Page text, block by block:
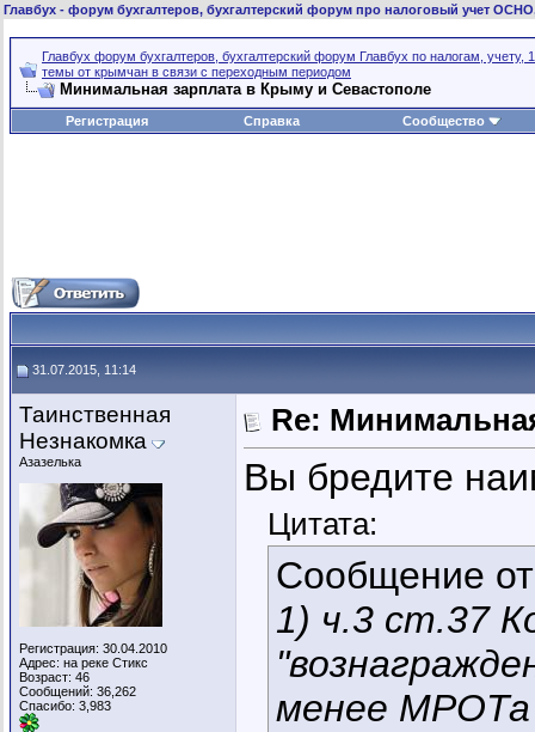
Главбух - форум бухгалтеров, бухгалтерский форум про налоговый учет
Главбух форум бухгалтеров, бухгалтерский форум Главбух по налогам, учету,
темы от крымчан в связи с переходным периодом
Минимальная зарплата в Крыму и Севастополе
Регистрация Справка Сообщество
31.07.2015, 11:14
Таинственная
Незнакомка
Азазелька
Регистрация: 30.04.2010
Адрес: на реке Стикс
Возраст: 46
Сообщений: 36,262
Спасибо: 3,983
Re:
Вы бредите
Цитата:
Сообщение
1) ч.3 ст.37
менее МРОТа